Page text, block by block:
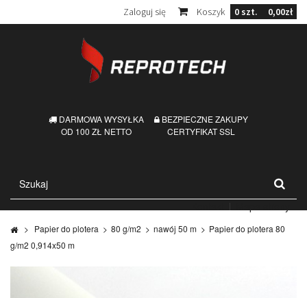
Koszyk 0 szt. 0,00zł
Zaloguj się
DARMOWA WYSYŁKA
OD 100 ZŁ NETTO
BEZPIECZNE ZAKUPY
CERTYFIKAT SSL
> Papier do plotera > 80 g/m2 > nawój 50 m > Papier do plotera 80
g/m2 0,914x50 m